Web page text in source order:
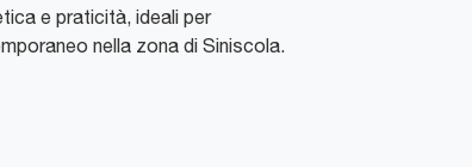
e praticità, ideali per
nella zona di Siniscola.